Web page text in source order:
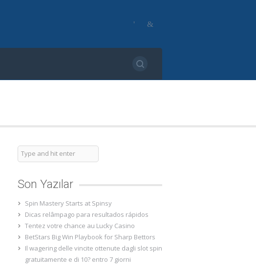
Son Yazılar
Spin Mastery Starts at Spinsy
Dicas relâmpago para resultados rápidos
Tentez votre chance au Lucky Casino
BetStars Big Win Playbook for Sharp Bettors
Il wagering delle vincite ottenute dagli slot spin
gratuitamente e di 10? entro 7 giorni